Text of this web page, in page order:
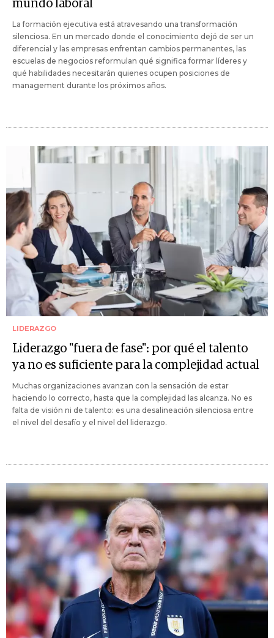
mundo laboral
La formación ejecutiva está atravesando una transformación
silenciosa. En un mercado donde el conocimiento dejó de ser un
diferencial y las empresas enfrentan cambios permanentes, las
escuelas de negocios reformulan qué significa formar líderes y
qué habilidades necesitarán quienes ocupen posiciones de
management durante los próximos años.
LIDERAZGO
Liderazgo "fuera de fase": por qué el talento
ya no es suficiente para la complejidad actual
Muchas organizaciones avanzan con la sensación de estar
haciendo lo correcto, hasta que la complejidad las alcanza. No es
falta de visión ni de talento: es una desalineación silenciosa entre
el nivel del desafío y el nivel del liderazgo.